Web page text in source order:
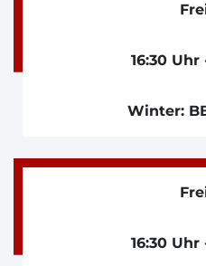
16:30 Uhr
Winter:
16:30 Uhr